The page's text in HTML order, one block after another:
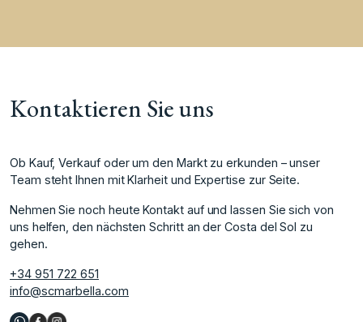
Kontaktieren Sie uns
Ob Kauf, Verkauf oder um den Markt zu erkunden – unser
Team steht Ihnen mit Klarheit und Expertise zur Seite.
Nehmen Sie noch heute Kontakt auf und lassen Sie sich von
uns helfen, den nächsten Schritt an der Costa del Sol zu
gehen.
+34 951 722 651
info@scmarbella.com